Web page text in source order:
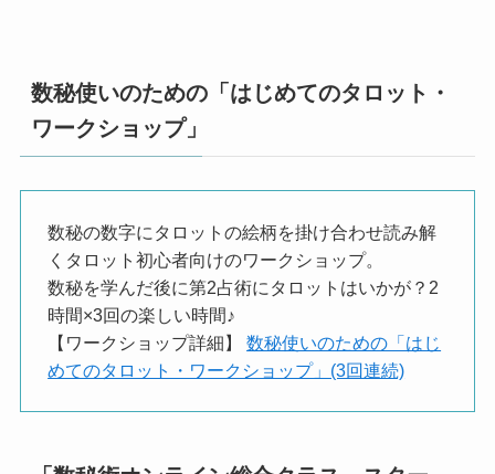
数秘使いのための「はじめてのタロット・
ワークショップ」
数秘の数字にタロットの絵柄を掛け合わせ読み解
くタロット初心者向けのワークショップ。
数秘を学んだ後に第2占術にタロットはいかが？2
時間×3回の楽しい時間♪
【ワークショップ詳細】数秘使いのための「はじ
めてのタロット・ワークショップ」(3回連続)